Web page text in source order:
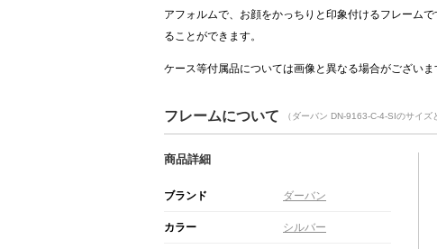
アフォルムで、お顔をかっちりと印象付けるフレーム
ることができます。
ケース等付属品については画像と異なる場合がございま
フレームについて （ダーバン DN-9163-C-4-SIのサイズ
商品詳細
ブランド ダーバン
カラー シルバー